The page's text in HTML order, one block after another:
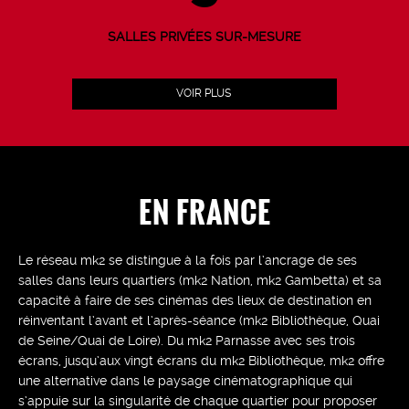
SALLES PRIVÉES SUR-MESURE
VOIR PLUS
EN FRANCE
Le réseau mk2 se distingue à la fois par l’ancrage de ses
salles dans leurs quartiers (mk2 Nation, mk2 Gambetta) et sa
capacité à faire de ses cinémas des lieux de destination en
réinventant l’avant et l’après-séance (mk2 Bibliothèque, Quai
de Seine/Quai de Loire). Du mk2 Parnasse avec ses trois
écrans, jusqu’aux vingt écrans du mk2 Bibliothèque, mk2 offre
une alternative dans le paysage cinématographique qui
s’appuie sur la singularité de chaque quartier pour proposer